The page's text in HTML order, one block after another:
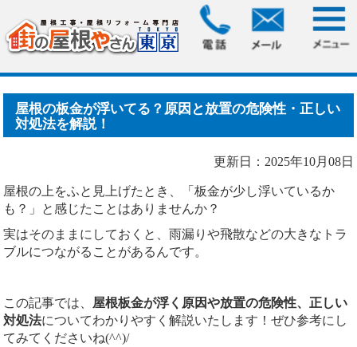
> 屋根の板金が浮いてる？原因と放置の危険
性・正しい対処法を解説.....
屋根の板金が浮いてる？原因と放置の危険性・正しい
対処法を解説！
更新日：2025年10月08日
屋根の上をふと見上げたとき、「板金が少し浮いているか
も？」と感じたことはありませんか？
実はそのままにしておくと、雨漏りや飛散などの大きなトラ
ブルにつながることがあるんです。
この記事では、 屋根板金が浮く原因や放置の危険性、正しい
対処法についてわかりやすく解説いたします！ぜひ参考にし
てみてくださいね(^^)/